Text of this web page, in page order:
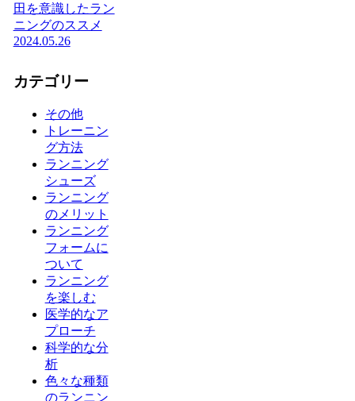
田を意識したラン
ニングのススメ
2024.05.26
カテゴリー
その他
トレーニン
グ方法
ランニング
シューズ
ランニング
のメリット
ランニング
フォームに
ついて
ランニング
を楽しむ
医学的なア
プローチ
科学的な分
析
色々な種類
のランニン